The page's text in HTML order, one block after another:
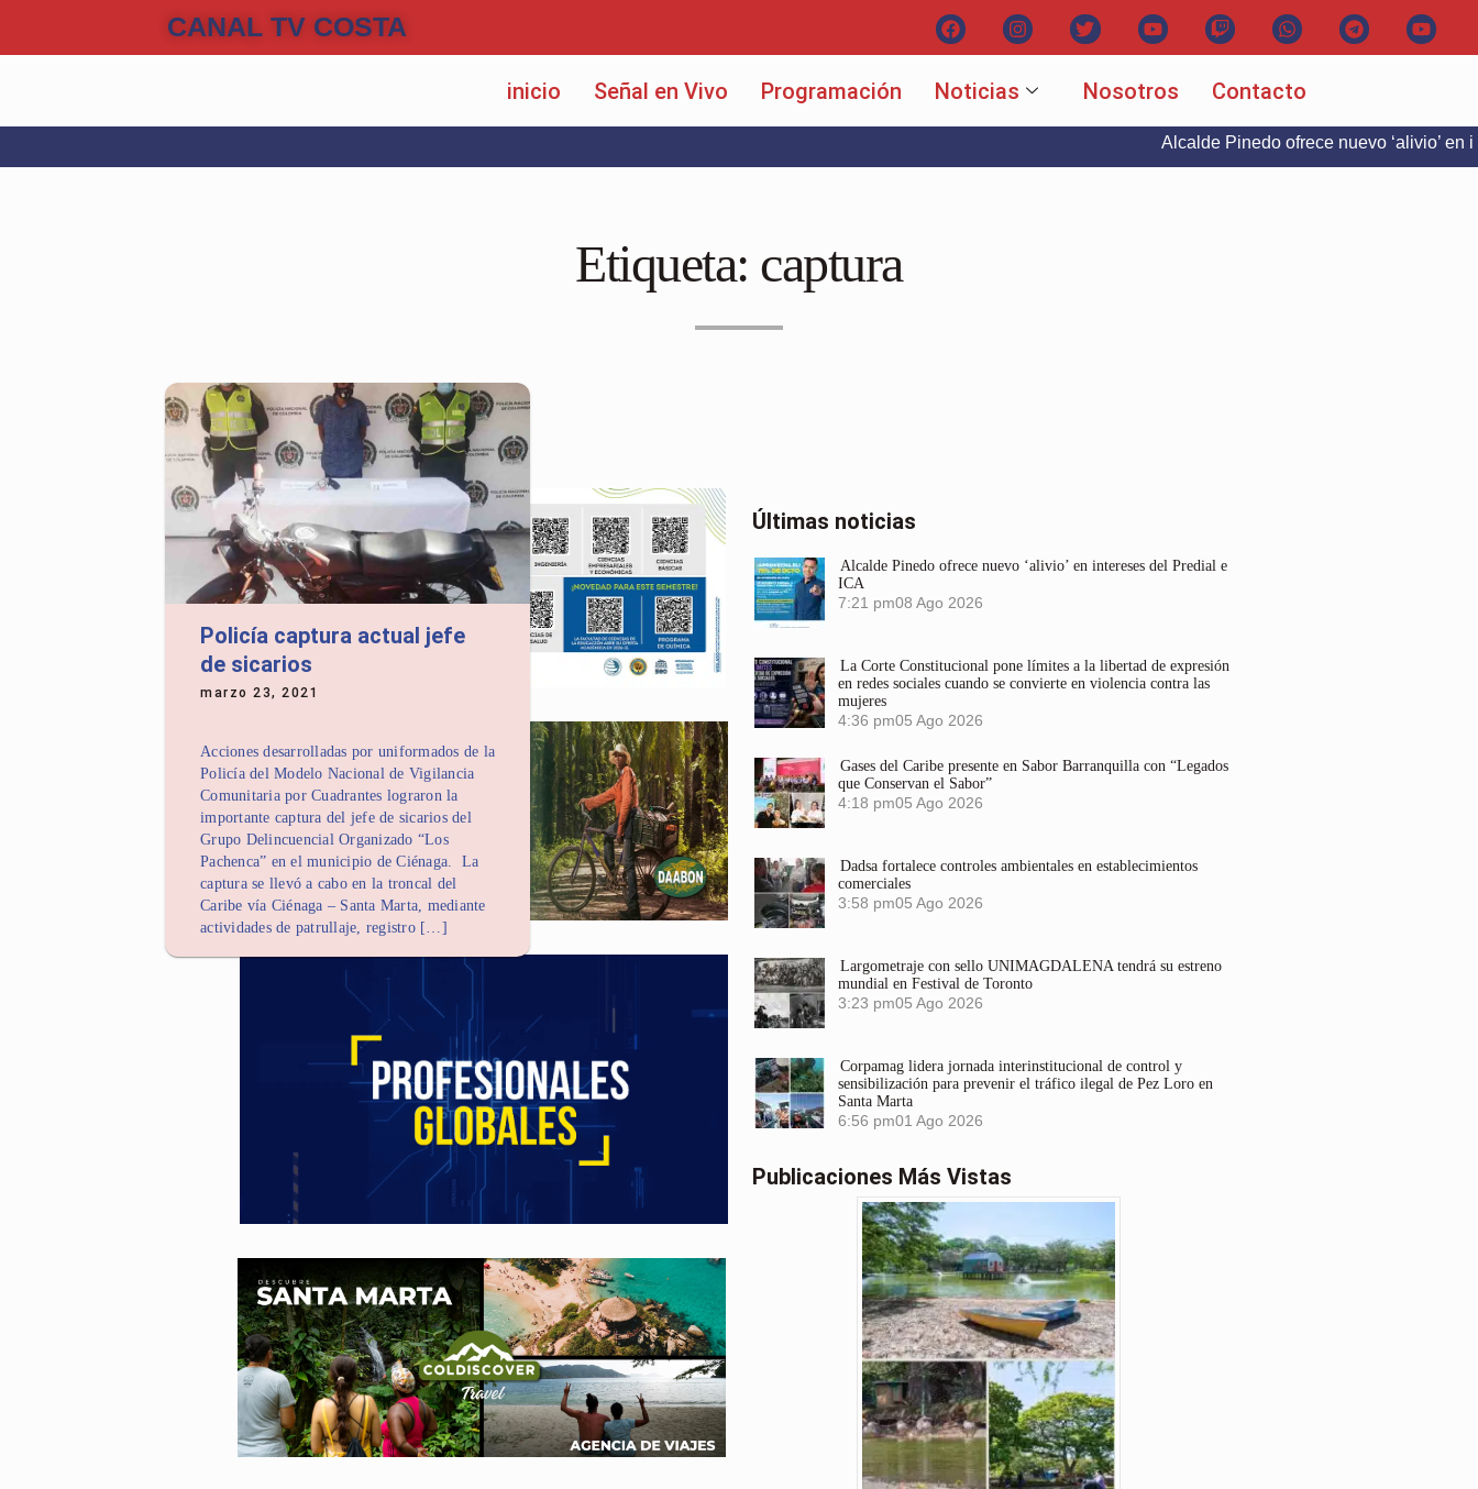
CANAL TV COSTA
inicio Señal en Vivo Programación Noticias Nosotros Contacto
Alcalde Pinedo ofrece nuevo ‘alivio’ en intereses
Etiqueta: captura
Policía captura actual jefe
de sicarios
marzo 23, 2021
Acciones desarrolladas por uniformados de la
Policía del Modelo Nacional de Vigilancia
Comunitaria por Cuadrantes lograron la
importante captura del jefe de sicarios del
Grupo Delincuencial Organizado “Los
Pachenca” en el municipio de Ciénaga. La
captura se llevó a cabo en la troncal del
Caribe vía Ciénaga – Santa Marta, mediante
actividades de patrullaje, registro […]
Últimas noticias
Alcalde Pinedo ofrece nuevo ‘alivio’ en intereses del Predial e
ICA
7:21 pm08 Ago 2026
La Corte Constitucional pone límites a la libertad de expresión
en redes sociales cuando se convierte en violencia contra las
mujeres
4:36 pm05 Ago 2026
Gases del Caribe presente en Sabor Barranquilla con “Legados
que Conservan el Sabor”
4:18 pm05 Ago 2026
Dadsa fortalece controles ambientales en establecimientos
comerciales
3:58 pm05 Ago 2026
Largometraje con sello UNIMAGDALENA tendrá su estreno
mundial en Festival de Toronto
3:23 pm05 Ago 2026
Corpamag lidera jornada interinstitucional de control y
sensibilización para prevenir el tráfico ilegal de Pez Loro en
Santa Marta
6:56 pm01 Ago 2026
Publicaciones Más Vistas